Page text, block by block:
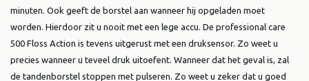
minuten. Ook geeft de borstel aan wanneer hij opgeladen moet
worden. Hierdoor zit u nooit met een lege accu. De professional care
500 Floss Action is tevens uitgerust met een druksensor. Zo weet u
precies wanneer u teveel druk uitoefent. Wanneer dat het geval is, zal
de tandenborstel stoppen met pulseren. Zo weet u zeker dat u goed